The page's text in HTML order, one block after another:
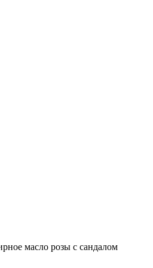
масло розы с сандалом